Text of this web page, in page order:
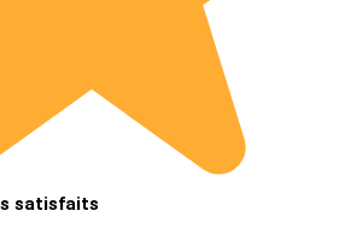
satisfaits